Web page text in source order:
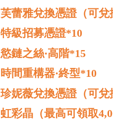
芙蕾雅兌換憑證（可
特級招募憑證*10
慾鏈之絲·高階*15
時間重構器·終型*10
珍妮薇兌換憑證（可
虹彩晶（最高可領取